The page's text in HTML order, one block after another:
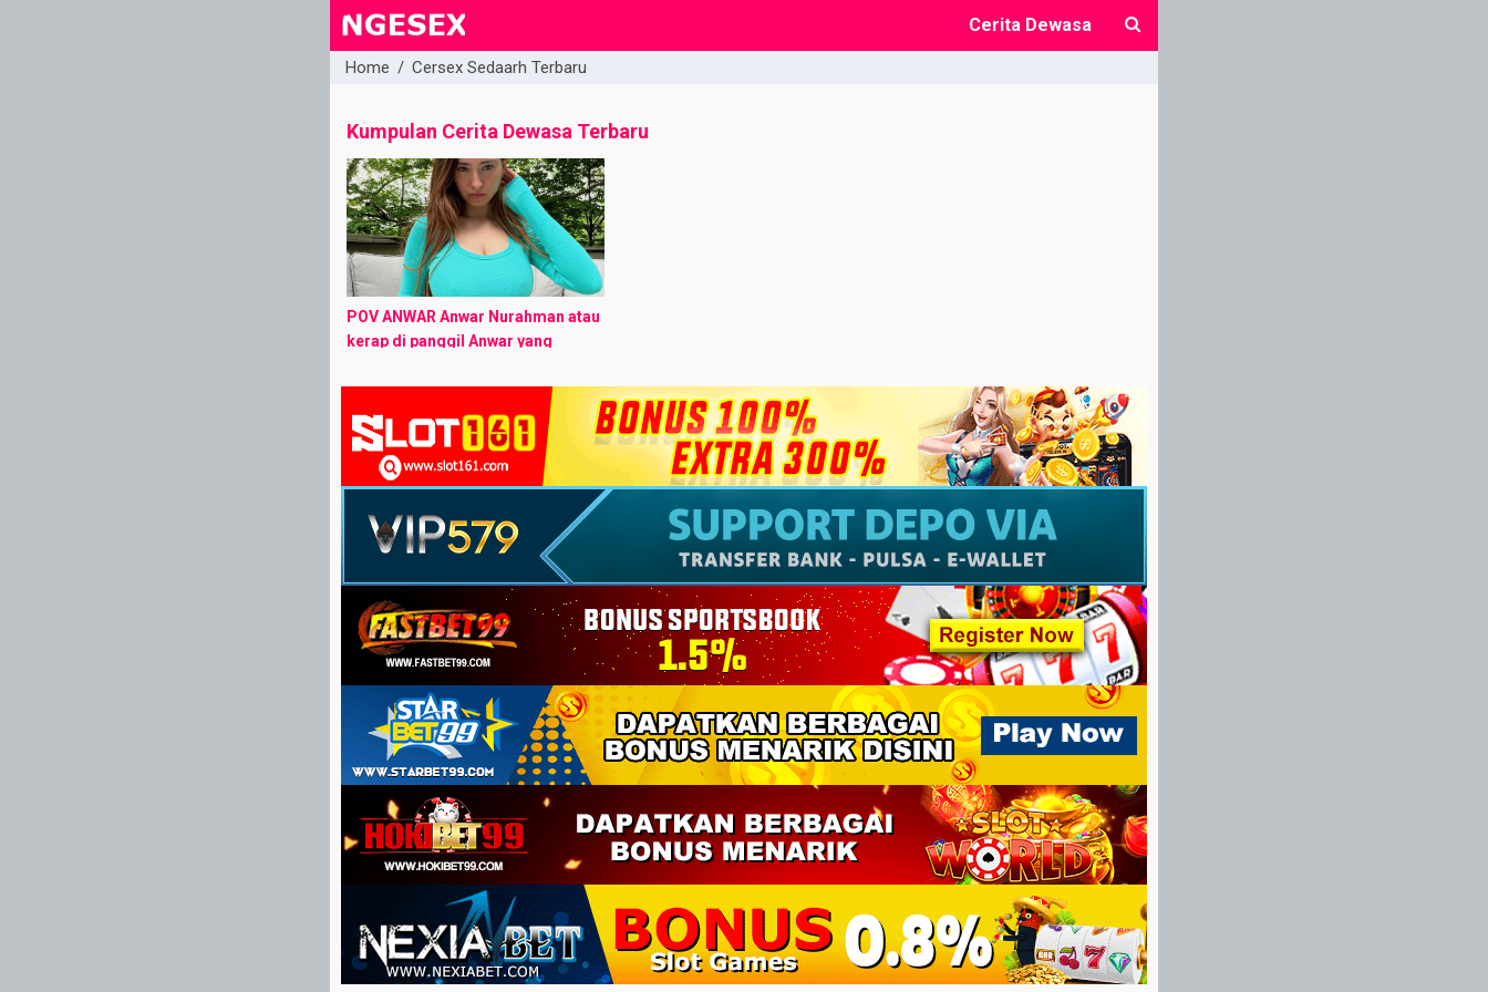
Cerita Dewasa
Home / Cersex Sedaarh Terbaru
Kumpulan Cerita Dewasa Terbaru
POV ANWAR Anwar Nurahman atau
kerap di panggil Anwar yang
Pekerjaan ku adalah seorang
kepala gudang yang bekerja
dalam ...